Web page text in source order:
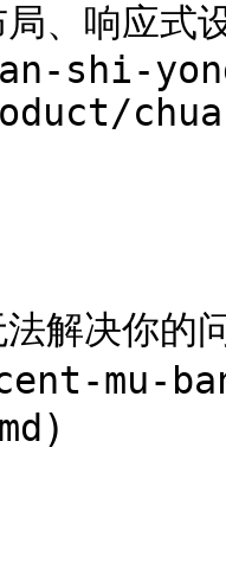
局、响应
shi-
解决你的
mu-